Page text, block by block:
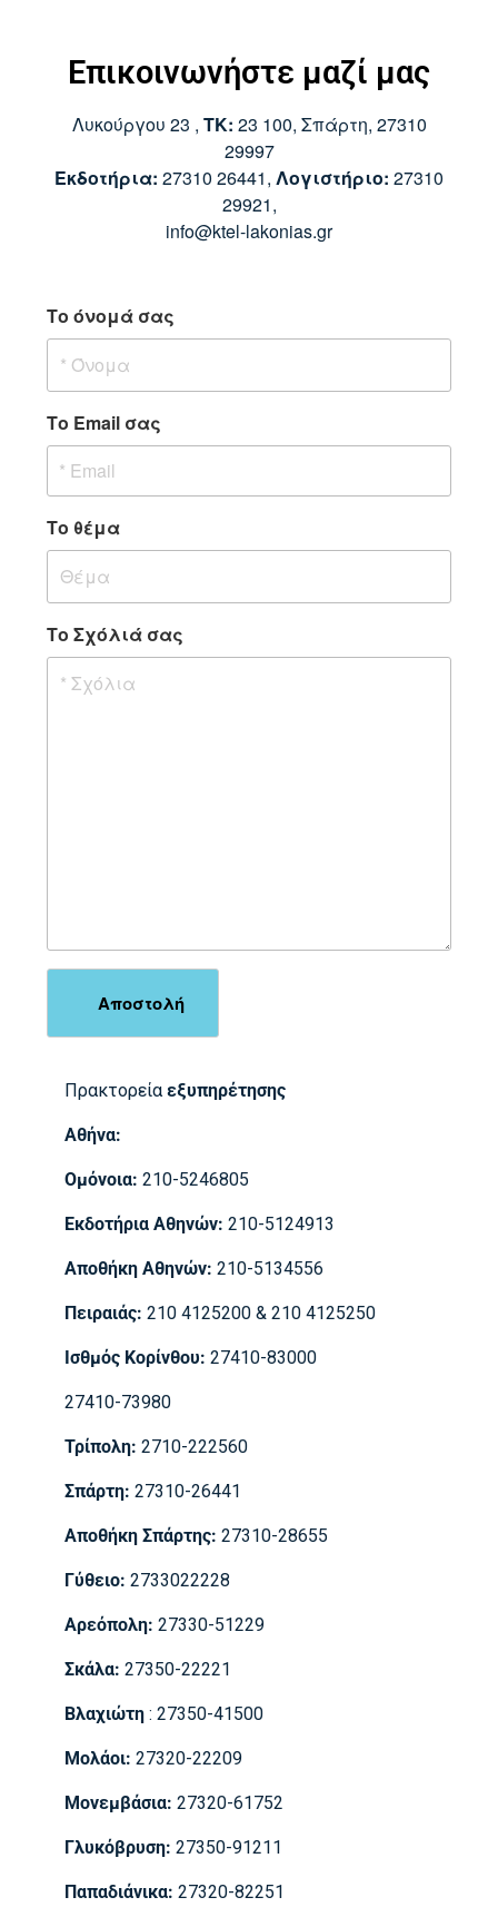
Επικοινωνήστε μαζί μας
Λυκούργου 23 , ΤΚ: 23 100, Σπάρτη, 27310
29997
Εκδοτήρια: 27310 26441, Λογιστήριο: 27310
29921,
info@ktel-lakonias.gr
Το όνομά σας
Το Email σας
Το θέμα
Το Σχόλιά σας
Πρακτορείαεξυπηρέτησης
Αθήνα:
Ομόνοια: 210-5246805
Εκδοτήρια Αθηνών: 210-5124913
Αποθήκη Αθηνών: 210-5134556
Πειραιάς: 210 4125200 & 210 4125250
Ισθμός Κορίνθου: 27410-83000
27410-73980
Τρίπολη: 2710-222560
Σπάρτη: 27310-26441
Αποθήκη Σπάρτης: 27310-28655
Γύθειο: 2733022228
Αρεόπολη: 27330-51229
Σκάλα: 27350-22221
Βλαχιώτη : 27350-41500
Μολάοι: 27320-22209
Mονεμβάσια: 27320-61752
Γλυκόβρυση: 27350-91211
Παπαδιάνικα: 27320-82251